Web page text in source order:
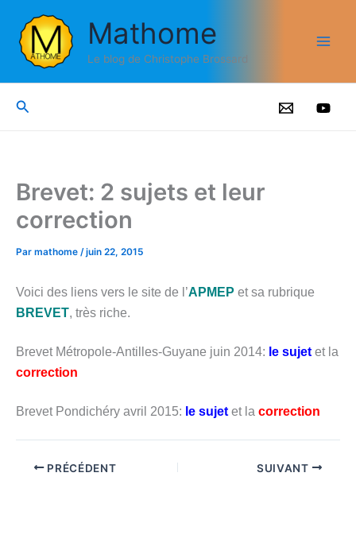
contenu
Mathome
Le blog de Christophe Brossard
Rechercher
Brevet: 2 sujets et leur
correction
Par mathome /juin 22, 2015
Voici des liens vers le site de l’APMEP et sa rubrique
BREVET, très riche.
Brevet Métropole-Antilles-Guyane juin 2014: le sujet et la
correction
Brevet Pondichéry avril 2015: le sujet et la correction
PRÉCÉDENT SUIVANT